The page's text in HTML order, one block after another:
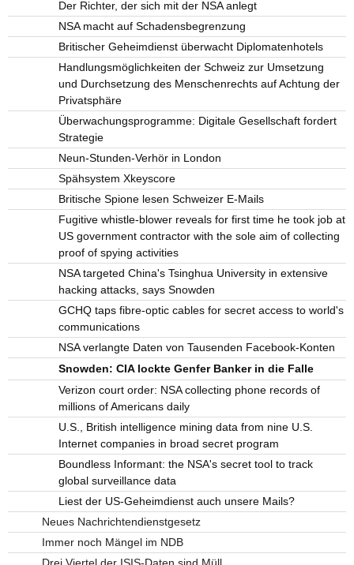
Der Richter, der sich mit der NSA anlegt
NSA macht auf Schadensbegrenzung
Britischer Geheimdienst überwacht Diplomatenhotels
Handlungsmöglichkeiten der Schweiz zur Umsetzung
und Durchsetzung des Menschenrechts auf Achtung der
Privatsphäre
Überwachungsprogramme: Digitale Gesellschaft fordert
Strategie
Neun-Stunden-Verhör in London
Spähsystem Xkeyscore
Britische Spione lesen Schweizer E-Mails
Fugitive whistle-blower reveals for first time he took job at
US government contractor with the sole aim of collecting
proof of spying activities
NSA targeted China's Tsinghua University in extensive
hacking attacks, says Snowden
GCHQ taps fibre-optic cables for secret access to world's
communications
NSA verlangte Daten von Tausenden Facebook-Konten
Snowden: CIA lockte Genfer Banker in die Falle
Verizon court order: NSA collecting phone records of
millions of Americans daily
U.S., British intelligence mining data from nine U.S.
Internet companies in broad secret program
Boundless Informant: the NSA's secret tool to track
global surveillance data
Liest der US-Geheimdienst auch unsere Mails?
Neues Nachrichtendienstgesetz
Immer noch Mängel im NDB
Drei Viertel der ISIS-Daten sind Müll